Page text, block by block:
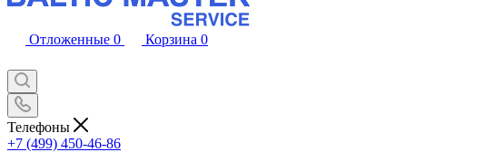
Отложенные 0 Корзина 0
Телефоны
+7 (499) 450-46-86